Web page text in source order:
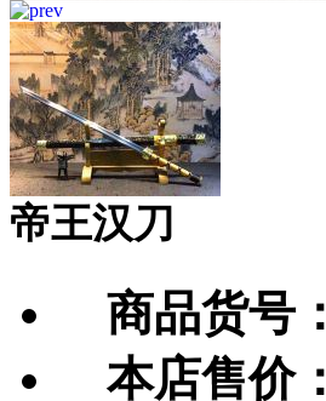
帝王汉刀
商品货号：
本店售价：